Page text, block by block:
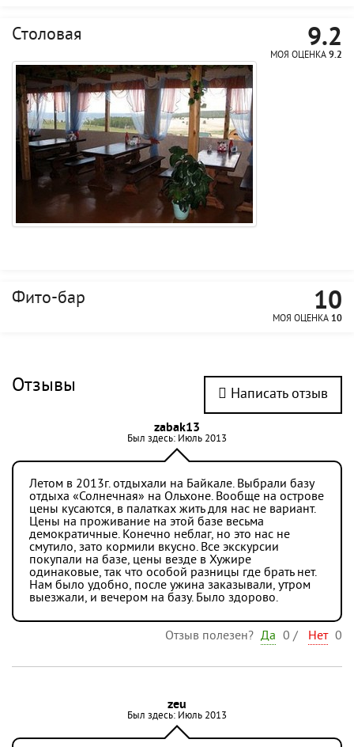
Столовая 9.2
МОЯ ОЦЕНКА 9.2
Фито-бар 10
МОЯ ОЦЕНКА 10
Отзывы Написать отзыв
zabak13
Был здесь: Июль 2013
Летом в 2013г. отдыхали на Байкале. Выбрали базу
отдыха «Солнечная» на Ольхоне. Вообще на острове
цены кусаются, в палатках жить для нас не вариант.
Цены на проживание на этой базе весьма
демократичные. Конечно неблаг, но это нас не
смутило, зато кормили вкусно. Все экскурсии
покупали на базе, цены везде в Хужире
одинаковые, так что особой разницы где брать нет.
Нам было удобно, после ужина заказывали, утром
выезжали, и вечером на базу. Было здорово.
Отзыв полезен? Да 0 / Нет 0
zeu
Был здесь: Июль 2013